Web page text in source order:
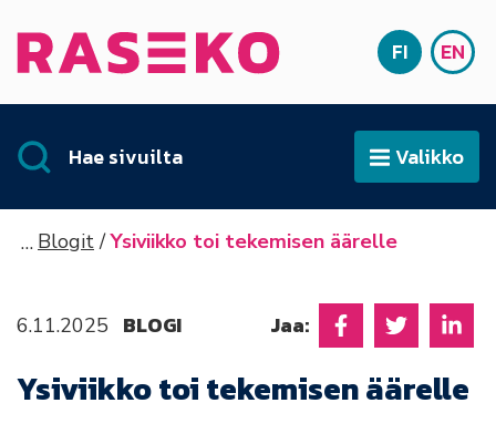
Etusivu SUOMI
FI EN
Hae sivuilta AvaaValikko
Blogit Ysiviikko toi tekemisen äärelle
6.11.2025 BLOGI Jaa: Jaa Facebookissa
Jaa Jaa
Ysiviikko toi tekemisen äärelle